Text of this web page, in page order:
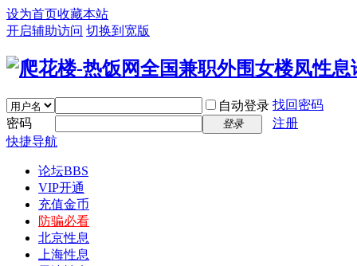
设为首页收藏本站
开启辅助访问 切换到宽版
自动登录 找回密码
密码
登录
注册
快捷导航
论坛BBS
VIP开通
充值金币
防骗必看
北京性息
上海性息